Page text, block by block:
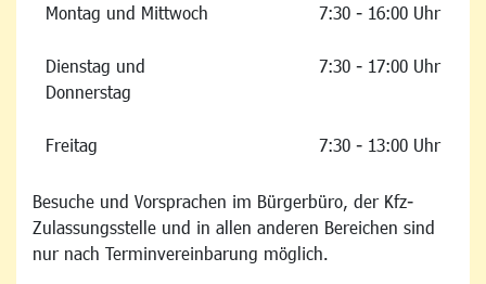
Montag und Mittwoch 7:30 - 16:00 Uhr
Dienstag und
Donnerstag
7:30 - 17:00 Uhr
Freitag 7:30 - 13:00 Uhr
Besuche und Vorsprachen im Bürgerbüro, der Kfz-
Zulassungsstelle und in allen anderen Bereichen sind
nur nach Terminvereinbarung möglich.